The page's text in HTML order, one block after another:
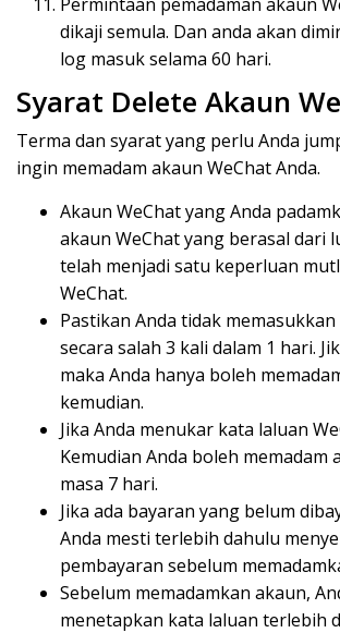
dikaji semula. Dan anda akan
log masuk selama 60 hari.
Syarat Delete Akaun
Terma dan syarat yang perlu Anda
ingin memadam akaun WeChat Anda.
Akaun WeChat yang Anda
akaun WeChat yang berasal dari
telah menjadi satu keperluan
WeChat.
Pastikan Anda tidak
secara salah 3 kali dalam 1 hari.
maka Anda hanya boleh
kemudian.
Jika Anda menukar kata laluan
Kemudian Anda boleh memadam
masa 7 hari.
Jika ada bayaran yang belum
Anda mesti terlebih dahulu
pembayaran sebelum
Sebelum memadamkan akaun,
menetapkan kata laluan terlebih